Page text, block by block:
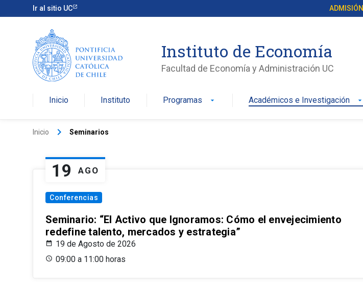
Ir al sitio UC ADMISIÓN
Instituto de Economía
Facultad de Economía y Administración UC
Inicio Instituto Programas arrow_drop_down Académicos e Investigación arrow_drop_down
Inicio keyboard_arrow_right Seminarios
19 AGO
Conferencias
Seminario: “El Activo que Ignoramos: Cómo el envejecimiento
redefine talento, mercados y estrategia”
19 de Agosto de 2026
09:00 a 11:00 horas